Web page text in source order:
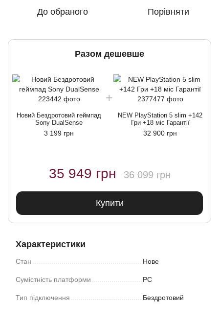
До обраного Порівняти
Разом дешевше
Новий Бездротовий геймпад
Sony DualSense
3 199 грн
NEW PlayStation 5 slim +142
Гри +18 міс Гарантії
32 900 грн
35 949 грн 36 099 грн
Купити
Характеристики
Стан Нове
Сумістність платформи PC
Тип підключення Бездротовий